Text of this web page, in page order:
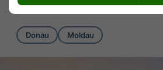
10 Nächte von Prag bis Budapest
Donau Moldau